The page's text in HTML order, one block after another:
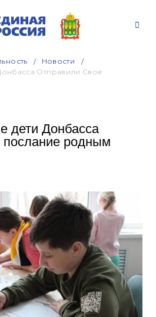
Новости
Отправили Свое
дети Донбасса
послание родным